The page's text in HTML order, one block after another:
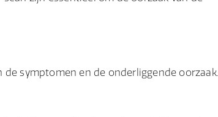
symptomen en de onderliggende